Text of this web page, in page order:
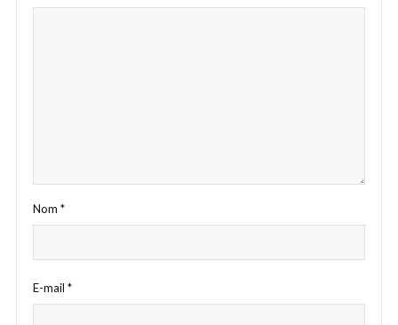
Nom *
E-mail *